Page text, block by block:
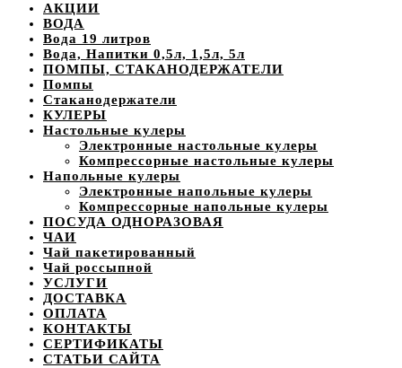
АКЦИИ
ВОДА
Вода 19 литров
Вода, Напитки 0,5л, 1,5л, 5л
ПОМПЫ, СТАКАНОДЕРЖАТЕЛИ
Помпы
Стаканодержатели
КУЛЕРЫ
Настольные кулеры
Электронные настольные кулеры
Компрессорные настольные кулеры
Напольные кулеры
Электронные напольные кулеры
Компрессорные напольные кулеры
ПОСУДА ОДНОРАЗОВАЯ
ЧАИ
Чай пакетированный
Чай россыпной
УСЛУГИ
ДОСТАВКА
ОПЛАТА
КОНТАКТЫ
СЕРТИФИКАТЫ
СТАТЬИ САЙТА